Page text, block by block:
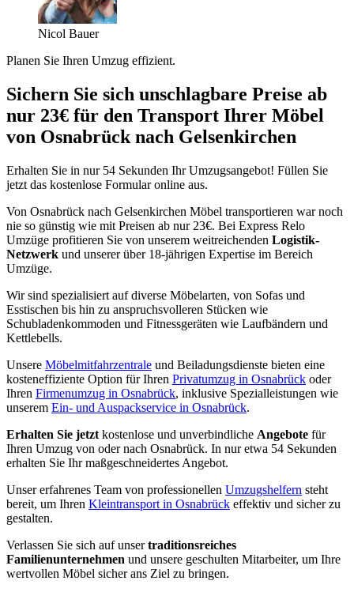
Nicol Bauer
Planen Sie Ihren Umzug effizient.
Sichern Sie sich unschlagbare Preise ab
nur 23€ für den Transport Ihrer Möbel
von Osnabrück nach Gelsenkirchen
Erhalten Sie in nur 54 Sekunden Ihr Umzugsangebot! Füllen Sie
jetzt das kostenlose Formular online aus.
Von Osnabrück nach Gelsenkirchen Möbel transportieren war noch
nie so günstig wie mit Preisen ab nur 23€. Bei Express Relo
Umzüge profitieren Sie von unserem weitreichenden Logistik-
Netzwerk und unserer über 18-jährigen Expertise im Bereich
Umzüge.
Wir sind spezialisiert auf diverse Möbelarten, von Sofas und
Esstischen bis hin zu anspruchsvolleren Stücken wie
Schubladenkommoden und Fitnessgeräten wie Laufbändern und
Kettlebells.
Unsere Möbelmitfahrzentrale und Beiladungsdienste bieten eine
kosteneffiziente Option für Ihren Privatumzug in Osnabrück oder
Ihren Firmenumzug in Osnabrück, inklusive Spezialleistungen wie
unserem Ein- und Auspackservice in Osnabrück.
Erhalten Sie jetzt kostenlose und unverbindliche Angebote für
Ihren Umzug von oder nach Osnabrück. In nur etwa 54 Sekunden
erhalten Sie Ihr maßgeschneidertes Angebot.
Unser erfahrenes Team von professionellen Umzugshelfern steht
bereit, um Ihren Kleintransport in Osnabrück effektiv und sicher zu
gestalten.
Verlassen Sie sich auf unsertraditionsreiches
Familienunternehmen und unsere geschulten Mitarbeiter, um Ihre
wertvollen Möbel sicher ans Ziel zu bringen.